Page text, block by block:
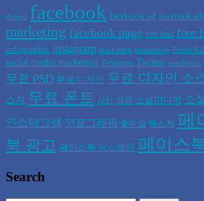
design facebook facebook ad Facebook ads
marketing facebook page free font free
infographic instagram marketing photoshop Power
social media marketing Textures Twitter wordpress
무료 PSD 무료 디자인 무료 디자인 소
스쳐 무료 폰트 사진 성공 소셜미디어 소
인스타그램 인포그래픽 좋은 말 텍스쳐 페
북 광고 페이스북 뉴스레터 페이스
Search